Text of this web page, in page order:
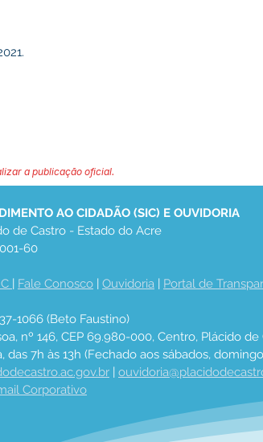
a publicação oficial.
AO CIDADÃO (SIC) E OUVIDORIA
de Castro - Estado do Acre
60
| Fale Conosco | Ouvidoria | Portal de
1066 (Beto Faustino)
nº 146, CEP 69.980-000, Centro, Plácido
das 7h às 13h (Fechado aos sábados,
|
Corporativo